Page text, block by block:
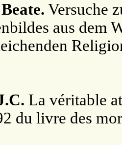
Versuche
aus dem
La véritable
du livre des